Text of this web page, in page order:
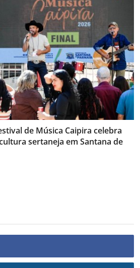
de Música Caipira celebra
sertaneja em Santana de